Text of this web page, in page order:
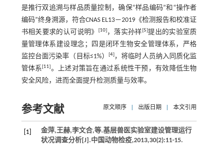
是推行双追溯与样品质量控制，确保“样品编码”和“操作者
编码”终身溯源，符合CNAS EL13－2019《检测报告和校准证
书相关要求的认可说明》
[10]，落实孙祥[5]提出的实验室质
量管理体系建设理念；四是闭环生物安全管理体系，严格
监控台面污染率（目标≤1%）
[4] ，将临时人员纳入同质化监
管体系[11]。上述对策旨在通过系统性干预，有效降低生物
安全风险，进而全面提升检测质量与效率。
参考文献 原文顺序 出版日期 本文引用
[1] 金萍,王赫,李文合,等.基层兽医实验室建设管理运行
状况调查分析[J].中国动物检疫,2013,30(2):11-15.